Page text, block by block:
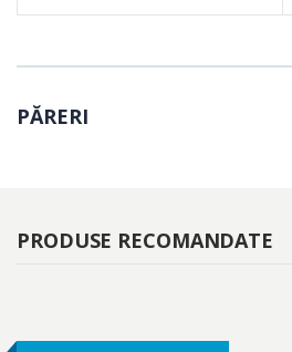
PĂRERI
PRODUSE RECOMANDATE